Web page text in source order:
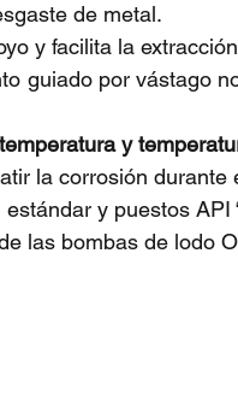
de metal.
y facilita la
guiado por vástago
y
la corrosión durante
y puestos API
las bombas de lodo